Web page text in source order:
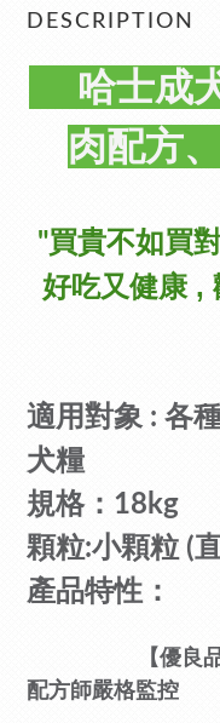
DESCRIPTION
哈士成
肉配方
"買貴不如買
好吃又健康 ,
適用對象 : 各
犬糧
規格：18 kg
顆粒:小顆粒 (
產品特性：
【優良
配方師嚴格監控